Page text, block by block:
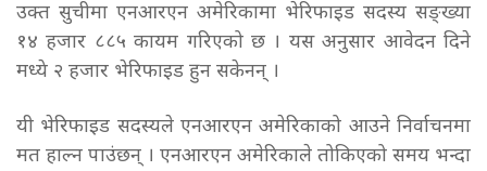
उक्त सुचीमा एनआरएन अमेरिकामा भेरिफाइड सदस्य सङ्ख्या
१४ हजार ८८५ कायम गरिएको छ । यस अनुसार आवेदन दिने
मध्ये २ हजार भेरिफाइड हुन सकेनन् ।
यी भेरिफाइड सदस्यले एनआरएन अमेरिकाको आउने निर्वाचनमा
मत हाल्न पाउंछन् । एनआरएन अमेरिकाले तोकिएको समय भन्दा